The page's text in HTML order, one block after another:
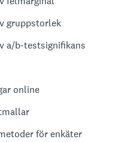
gruppstorlek
a/b-testsignifikans
online
för enkäter